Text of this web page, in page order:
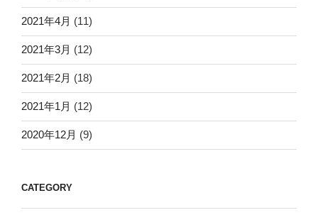
2021年4月 (11)
2021年3月 (12)
2021年2月 (18)
2021年1月 (12)
2020年12月 (9)
CATEGORY